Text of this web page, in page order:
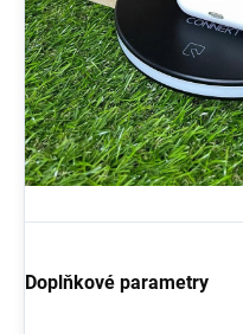
Doplňkové parametry